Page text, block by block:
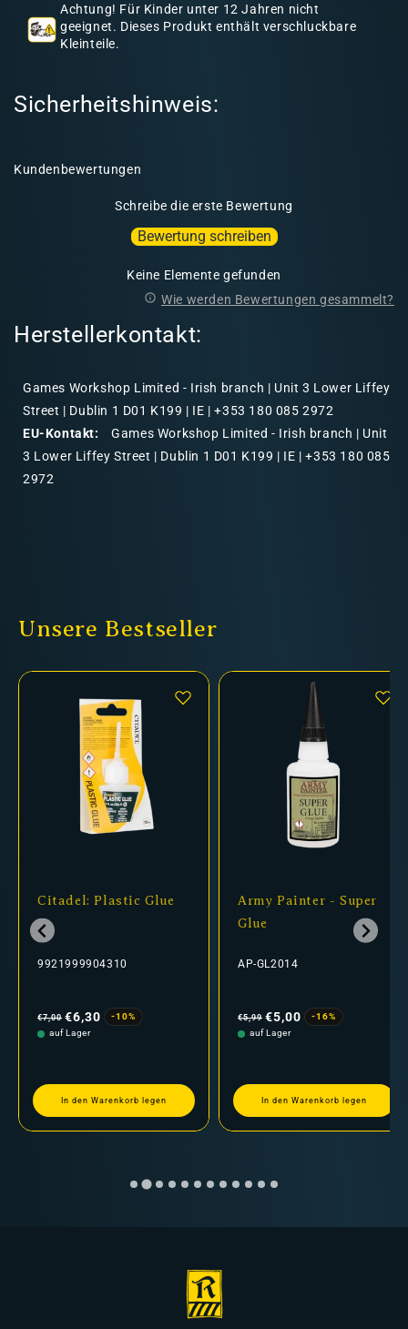
Achtung! Für Kinder unter 12 Jahren nicht
geeignet. Dieses Produkt enthält verschluckbare
Kleinteile.
Sicherheitshinweis:
Kundenbewertungen
Schreibe die erste Bewertung
Bewertung schreiben
Keine Elemente gefunden
Wie werden Bewertungen gesammelt?
Herstellerkontakt:
Games Workshop Limited - Irish branch | Unit 3 Lower Liffey
Street | Dublin 1 D01 K199 | IE | +353 180 085 2972
EU-Kontakt:
Games Workshop Limited - Irish branch | Unit
3 Lower Liffey Street | Dublin 1 D01 K199 | IE | +353 180 085
2972
Unsere Bestseller
Citadel: Plastic Glue
9921999904310
Preis
€7,00 €6,30
-10%
auf Lager
In den Warenkorb legen
Army Painter - Super
Glue
AP-GL2014
Preis
€5,99 €5,00
-16%
auf Lager
In den Warenkorb legen